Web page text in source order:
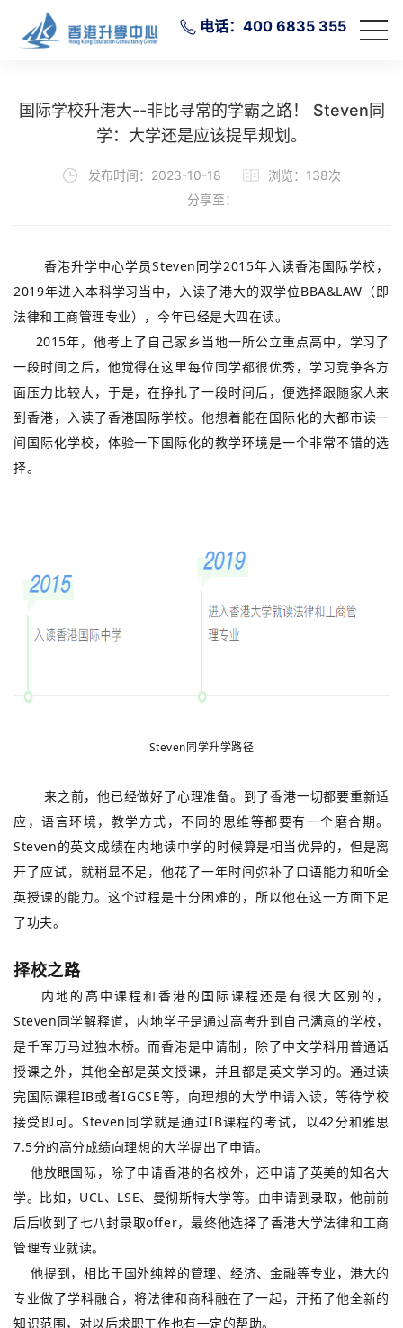
电话：400 6835 355
国际学校升港大--非比寻常的学霸之路！ Steven同
学：大学还是应该提早规划。
发布时间：2023-10-18
浏览：138次
分享至：
香港升学中心学员Steven同学2015年入读香港国际学校，
2019年进入本科学习当中，入读了港大的双学位BBA&LAW（即
法律和工商管理专业），今年已经是大四在读。
2015年，他考上了自己家乡当地一所公立重点高中，学习了
一段时间之后，他觉得在这里每位同学都很优秀，学习竞争各方
面压力比较大，于是，在挣扎了一段时间后，便选择跟随家人来
到香港，入读了香港国际学校。他想着能在国际化的大都市读一
间国际化学校，体验一下国际化的教学环境是一个非常不错的选
择。
Steven同学升学路径
来之前，他已经做好了心理准备。到了香港一切都要重新适
应，语言环境，教学方式，不同的思维等都要有一个磨合期。
Steven的英文成绩在内地读中学的时候算是相当优异的，但是离
开了应试，就稍显不足，他花了一年时间弥补了口语能力和听全
英授课的能力。这个过程是十分困难的，所以他在这一方面下足
了功夫。
择校之路
内地的高中课程和香港的国际课程还是有很大区别的，
Steven同学解释道，内地学子是通过高考升到自己满意的学校，
是千军万马过独木桥。而香港是申请制，除了中文学科用普通话
授课之外，其他全部是英文授课，并且都是英文学习的。通过读
完国际课程IB或者IGCSE等，向理想的大学申请入读，等待学校
接受即可。Steven同学就是通过IB课程的考试，以42分和雅思
7.5分的高分成绩向理想的大学提出了申请。
他放眼国际，除了申请香港的名校外，还申请了英美的知名大
学。比如，UCL、LSE、曼彻斯特大学等。由申请到录取，他前前
后后收到了七八封录取offer，最终他选择了香港大学法律和工商
管理专业就读。
他提到，相比于国外纯粹的管理、经济、金融等专业，港大的
专业做了学科融合，将法律和商科融在了一起，开拓了他全新的
知识范围，对以后求职工作也有一定的帮助。